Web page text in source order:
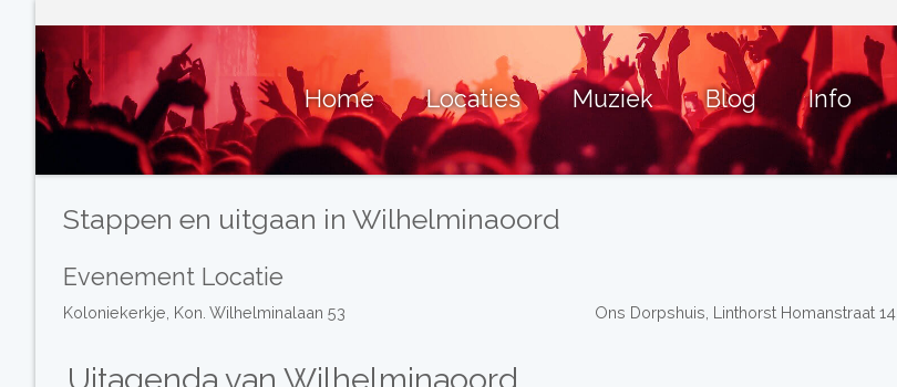
Home Locaties Muziek Blog Info
Stappen en uitgaan in Wilhelminaoord
Evenement Locatie
Koloniekerkje, Kon. Wilhelminalaan 53 Ons Dorpshuis, Linthorst Homanstraat 14
Uitagenda van Wilhelminaoord